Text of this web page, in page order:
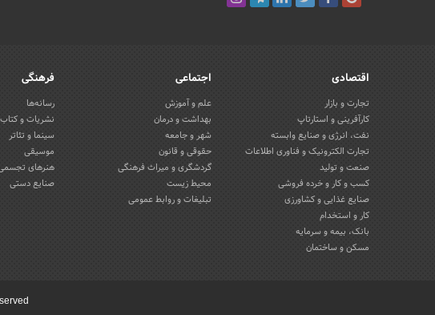
اقتصادی
تجارت و بازار
کارآفرینی و استارتاپ
نفت، انرژی و صنایع وابسته
تجارت الکترونیک و فناوری اطلاعات
صنعت و تولید
کسب و کار و خرده فروشی
صنایع غذایی و کشاورزی
کار و استخدام
بانک، بیمه و سرمایه
مسکن و ساختمان
اجتماعی
علم و آموزش
بهداشت و درمان
شهر و جامعه
حقوقی و قانون
گردشگری و میراث فرهنگی
محیط زیست
تبلیغات و روابط عمومی
فرهنگی
رسانه‌ها
نشریات و کتاب
سینما و تئاتر
موسیقی
هنرهای
صنایع دستی